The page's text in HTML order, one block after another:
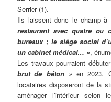
Serrier (1).
Ils laissent donc le champ à
restaurant avec quatre ou
bureaux ; le siège social
un cabinet médical… »,
Les travaux pourraient
brut de béton »en 2023.
locataires disposeront de la
aménager l’intérieur selon